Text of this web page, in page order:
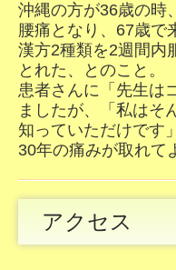
沖縄の方が36歳の時
腰痛となり、67歳で
漢方2種類を2週間内
とれた、とのこと。
患者さんに「先生は
ましたが、「私はそ
知っていただけです
30年の痛みが取れて
アクセス